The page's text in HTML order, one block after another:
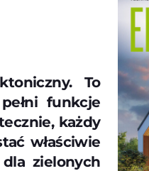
To
funkcje
każdy
właściwie
zielonych